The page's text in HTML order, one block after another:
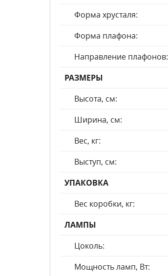
Форма хрусталя:
Форма плафона:
Направление плафонов:
РАЗМЕРЫ
Высота, см:
Ширина, см:
Вес, кг:
Выступ, см:
УПАКОВКА
Вес коробки, кг:
ЛАМПЫ
Цоколь:
Мощность ламп, Вт: